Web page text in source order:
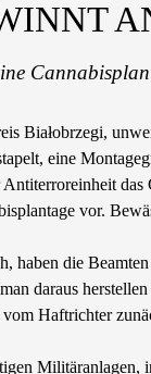
Białobrzegi,
eine
vor.
haben die
daraus
Haftrichter